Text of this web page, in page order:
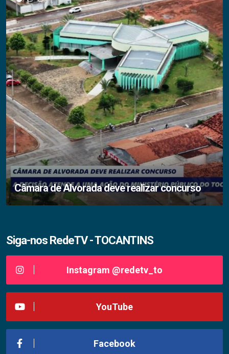
Câmara de Alvorada deve realizar concurso
Siga-nos RedeTV - TOCANTINS
Instagram @redetv_to
YouTube
Facebook